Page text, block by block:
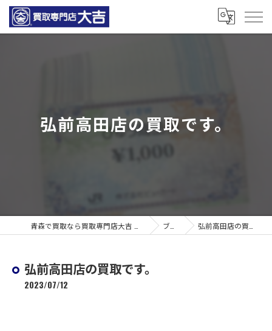
弘前高田店の買取です。
ブログ 弘前高田店の買取です。
弘前高田店の買取です。
2023/07/12